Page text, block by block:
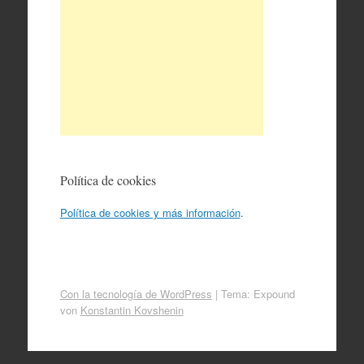
Política de cookies
Política de cookies y más información.
Con la tecnología de WordPress | Tema: Expound
von Konstantin Kovshenin